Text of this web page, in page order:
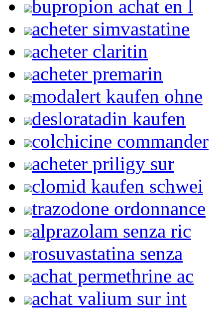
bupropion achat en l
acheter simvastatine
acheter claritin
acheter premarin
modalert kaufen ohne
desloratadin kaufen
colchicine commander
acheter priligy sur
clomid kaufen schwei
trazodone ordonnance
alprazolam senza ric
rosuvastatina senza
achat permethrine ac
achat valium sur int